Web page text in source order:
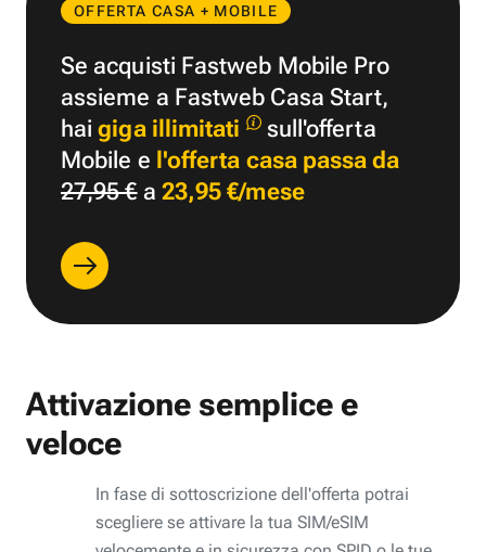
OFFERTA CASA + MOBILE
Se acquisti Fastweb Mobile Pro
assieme a Fastweb Casa Start,
haigiga illimitati
sull'offerta
Mobile e l'offerta casa passa da
27,95 €a 23,95 €/mese
Attivazione semplice e
veloce
In fase di sottoscrizione dell'offerta potrai
scegliere se attivare la tua SIM/eSIM